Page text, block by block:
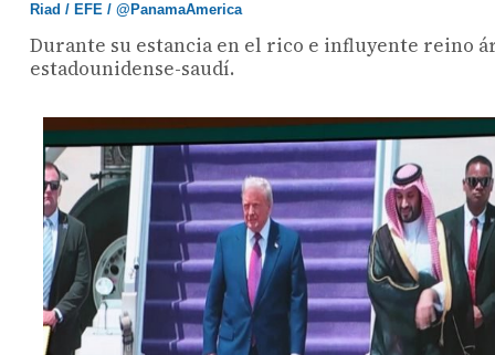
Riad / EFE / @PanamaAmerica
Durante su estancia en el rico e influyente reino
estadounidense-saudí.